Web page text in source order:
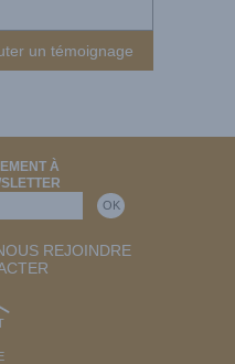
un témoignage
À
REJOINDRE